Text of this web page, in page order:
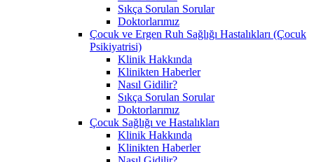
Sıkça Sorulan Sorular
Doktorlarımız
Çocuk ve Ergen Ruh Sağlığı Hastalıkları (Çocuk
Psikiyatrisi)
Klinik Hakkında
Klinikten Haberler
Nasıl Gidilir?
Sıkça Sorulan Sorular
Doktorlarımız
Çocuk Sağlığı ve Hastalıkları
Klinik Hakkında
Klinikten Haberler